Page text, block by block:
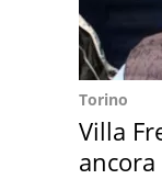
Torino
Villa